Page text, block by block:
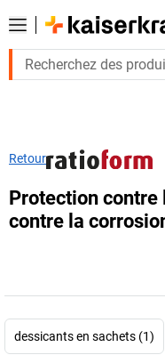
Retour
Protection
contre la
dessicants en sachets (1)